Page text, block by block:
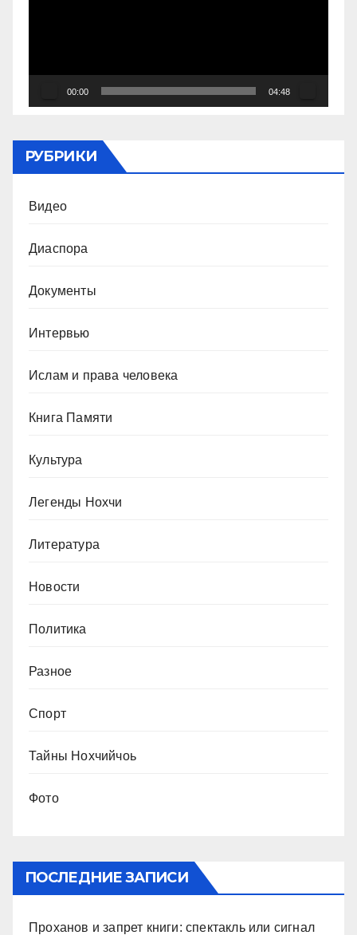
00:00 04:48
РУБРИКИ
Видео
Диаспора
Документы
Интервью
Ислам и права человека
Книга Памяти
Культура
Легенды Нохчи
Литература
Новости
Политика
Разное
Спорт
Тайны Нохчийчоь
Фото
ПОСЛЕДНИЕ ЗАПИСИ
Проханов и запрет книги: спектакль или сигнал